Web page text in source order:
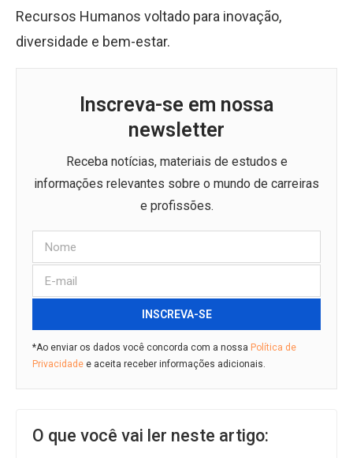
Recursos Humanos voltado para inovação,
diversidade e bem-estar.
Inscreva-se em nossa
newsletter
Receba notícias, materiais de estudos e
informações relevantes sobre o mundo de carreiras
e profissões.
INSCREVA-SE
*Ao enviar os dados você concorda com a nossa Política de
Privacidade e aceita receber informações adicionais.
O que você vai ler neste artigo: